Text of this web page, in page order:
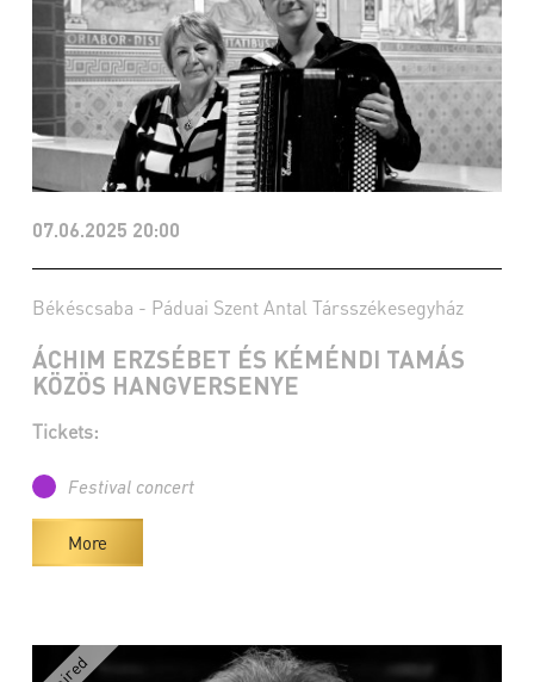
07.06.2025 20:00
Békéscsaba - Páduai Szent Antal Társszékesegyház
ÁCHIM ERZSÉBET ÉS KÉMÉNDI TAMÁS
KÖZÖS HANGVERSENYE
Tickets:
Festival concert
More